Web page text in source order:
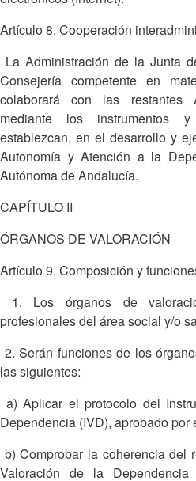
Artículo 8. Cooperación
La Administración de la Junta
Consejería competente en
colaborará con las restantes
mediante los instrumentos
establezcan, en el desarrollo y
Autonomía y Atención a la
Autónoma de Andalucía.
CAPÍTULO II
ÓRGANOS DE VALORACIÓN
Artículo 9. Composición y
1. Los órganos de
profesionales del área social y/o
2. Serán funciones de los
las siguientes:
a) Aplicar el protocolo del
Dependencia (IVD), aprobado
b) Comprobar la coherencia del
Valoración de la